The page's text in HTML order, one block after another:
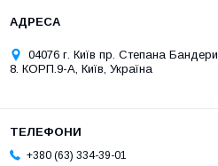
04076 г. Київ пр. Степана Бандери,
8. КОРП.9-А, Київ, Україна
+380 (63) 334-39-01